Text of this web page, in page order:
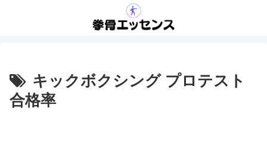
キックボクシング プロテスト
合格率